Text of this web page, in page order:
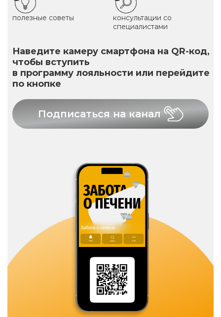
полезные советы
консультации со
специалистами
Наведите камеру смартфона на QR-код,
чтобы вступить
в программу лояльности или перейдите
по кнопке
Подписаться на канал